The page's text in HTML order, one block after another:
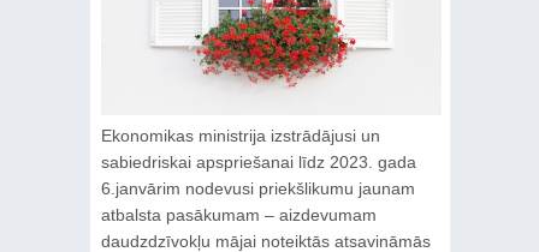
Ekonomikas ministrija izstrādājusi un
sabiedriskai apspriešanai līdz 2023. gada
6.janvārim nodevusi priekšlikumu jaunam
atbalsta pasākumam – aizdevumam
daudzdzīvokļu mājai noteiktās atsavināmās